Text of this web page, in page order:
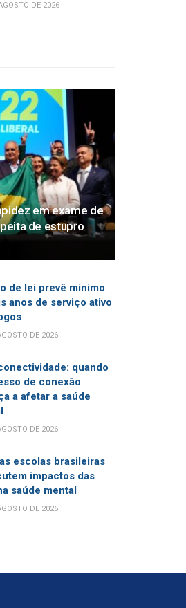
DE 2026
em exame de
de estupro
de lei prevê mínimo
anos de serviço ativo
DE 2026
quando
de conexão
a afetar a saúde
DE 2026
escolas brasileiras
impactos das
saúde mental
DE 2026